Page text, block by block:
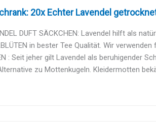
20x Echter Lavendel
DUFT SÄCKCHEN: Lavendel hilft als
in bester Tee Qualität. Wir
: Seit jeher gilt Lavendel als beruhigender
zu Mottenkugeln. Kleidermotten